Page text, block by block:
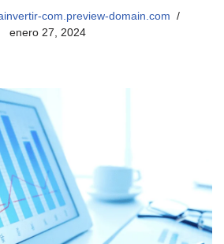
com.preview-domain.com
enero 27, 2024